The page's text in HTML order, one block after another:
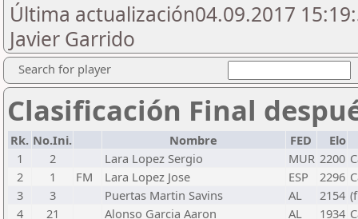
Última actualización04.09.2017
Javier Garrido
Search for player
Clasificación Final
Rk. No.Ini. Nombre FED
Elo
1
2 Lara Lopez Sergio MUR 2200
2
1 FM Lara Lopez Jose ESP 2296
3
3 Puertas Martin Savins AL 2154
4
21 Alonso Garcia Aaron AL 1934